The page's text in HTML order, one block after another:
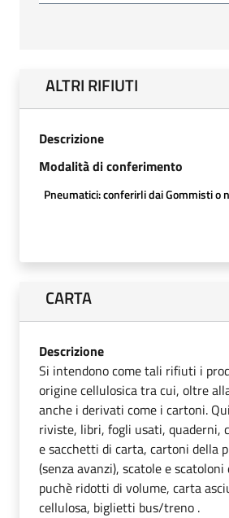
ALTRI RIFIUTI
Descrizione
Modalità di conferimento
Pneumatici: conferirli dai Gommisti o
CARTA
Descrizione
Si intendono come tali rifiuti i
origine cellulosica tra cui, oltre
anche i derivati come i cartoni.
riviste, libri, fogli usati, quaderni,
e sacchetti di carta, cartoni della
(senza avanzi), scatole e
puchè ridotti di volume, carta
cellulosa, biglietti bus/treno .